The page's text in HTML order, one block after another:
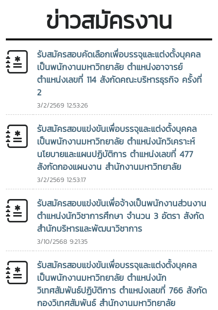
ตำแหน่งเลขที่ 1221 สังกัดคณะพยาบาลศาสตร์รับสมัครสอบคัด
เลือกเพื่อบรรจุและแต่งตั้งบุคคลเป็นพนักงานมหาวิทยาลัยที่ได้รับ
ค่าจ้างจากเงินรายได้ ตำแหน่งอาจารย์ ตำแหน่งเลขที่ 1227 สังกัด
คณะพยาบาลศาสตร์รับสมัครสอบคัดเลือกเพื่อบรรจุและแต่งตั้ง
บุคคลเป็นพนักงานมหาวิทยาลัย ตำแหน่งอาจารย์ ตำแหน่งเลขที่
1093 สังกัดคณะพยาบาลศาสตร์รับสมัครสอบคัดเลือกเพื่อบรรจุ
และแต่งตั้งบุคคลเป็นพนักงานมหาวิทยาลัย ตำแหน่งอาจารย์
ตำแหน่งเลขที่ 779 สังกัดคณะสัตวศาสตร์และเทคโนโลยี>> ลิงค์
เว็บไซต์กองบริหารทรัพยากรบุคคล
ข่าวสมัครงาน
รับสมัครสอบคัดเลือกเพื่อบรรจุและแต่งตั้งบุคคล
เป็นพนักงานมหาวิทยาลัย ตำแหน่งอาจารย์
ตำแหน่งเลขที่ 114 สังกัดคณะบริหารธุรกิจ ครั้งที่
2
3/2/2569 12:53:26
รับสมัครสอบแข่งขันเพื่อบรรจุและแต่งตั้งบุคคล
เป็นพนักงานมหาวิทยาลัย ตำแหน่งนักวิเคราะห์
นโยบายและแผนปฏิบัติการ ตำแหน่งเลขที่ 477
สังกัดกองแผนงาน สำนักงานมหาวิทยาลัย
3/2/2569 12:53:17
รับสมัครสอบแข่งขันเพื่อจ้างเป็นพนักงานส่วนงาน
ตำแหน่งนักวิชาการศึกษา จำนวน 3 อัตรา สังกัด
สำนักบริหารและพัฒนาวิชาการ
3/10/2568 9:21:35
รับสมัครสอบแข่งขันเพื่อบรรจุและแต่งตั้งบุคคล
เป็นพนักงานมหาวิทยาลัย ตำแหน่งนัก
วิเทศสัมพันธ์ปฏิบัติการ ตำแหน่งเลขที่ 766 สังกัด
กองวิเทศสัมพันธ์ สำนักงานมหาวิทยาลัย